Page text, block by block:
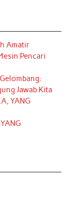
Amatir
Pencari
Jawab Kita
YANG